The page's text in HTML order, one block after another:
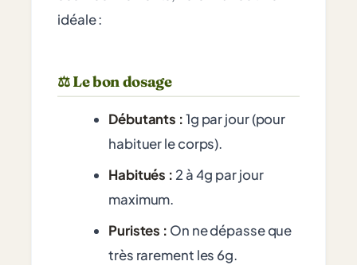
idéale :
⚖️ Le bon dosage
Débutants :1g par jour (pour
habituer le corps).
Habitués : 2 à 4g par jour
maximum.
Puristes : On ne dépasse que
très rarement les 6g.